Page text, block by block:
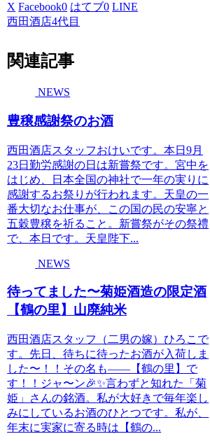
X Facebook0 はてブ0 LINE
西田酒店4代目
関連記事
NEWS
豊穣感謝祭のお酒
西田酒店スタッフおけいです。本日9月
23日勤労感謝の日は新嘗祭です。宮中を
はじめ、日本全国の神社で一年の実りに
感謝するお祭りが行われます。天皇の一
番大切なお仕事が、この国の民の安寧と
五穀豊穣を祈ること。新嘗祭がその祭禮
で、本日です。天皇陛下...
NEWS
待ってました〜菊姫酒造の限定酒
【鶴の里】山廃純米
西田酒店スタッフ（二男の嫁）ひろこで
す。先日、待ちに待ったお酒が入荷しま
した〜！！その名も――【鶴の里】で
す！！ジャ〜ン🎉✨言わずと知れた「菊
姫」さんの銘酒。私が大好きで毎年楽し
みにしているお酒のひとつです。私が、
年末に実家に寄る時は【鶴の...